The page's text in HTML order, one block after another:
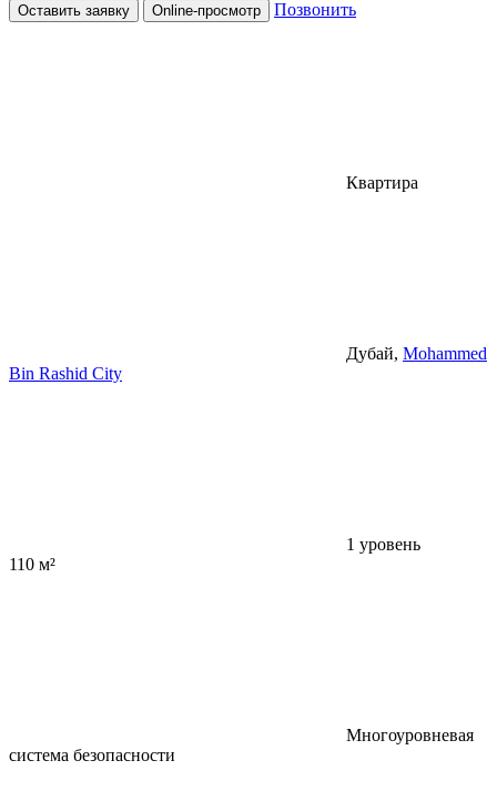
Оставить заявку Online-просмотр Позвонить
Квартира
Дубай, Mohammed
Bin Rashid City
1 уровень
110 м²
Многоуровневая
система безопасности